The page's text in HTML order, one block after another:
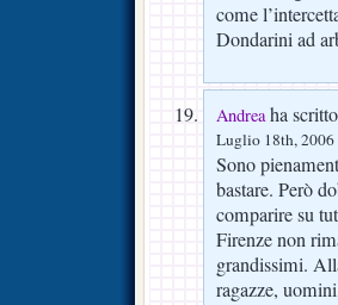
come
Dondarini ad
Andreaha
Luglio 18th, 2006
Sono
bastare. Però
comparire su
Firenze non
grandissimi.
ragazze,